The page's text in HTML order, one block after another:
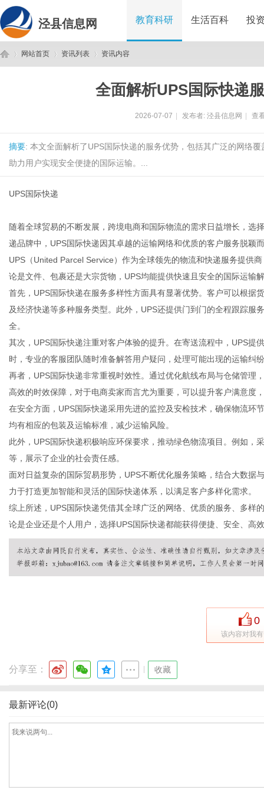
泾县信息网 教育科研 生活百科 投
网站首页 资讯列表 资讯内容
全面解析UPS国际快递
2026-07-07 发布者: 泾县信息网 查
摘要: 本文全面解析了UPS国际快递的服务优势，包括其广泛的网络
助力用户实现安全便捷的国际运输。...
UPS国际快递
随着全球贸易的不断发展，跨境电商和国际物流的需求日益增长，选
递品牌中，UPS国际快递因其卓越的运输网络和优质的客户服务脱颖
UPS（United Parcel Service）作为全球领先的物流和快递服务提供
论是文件、包裹还是大宗货物，UPS均能提供快速且安全的国际运输
首先，UPS国际快递在服务多样性方面具有显著优势。客户可以根据
及经济快递等多种服务类型。此外，UPS还提供门到门的全程跟踪服
全。
其次，UPS国际快递注重对客户体验的提升。在寄送流程中，UPS提
时，专业的客服团队随时准备解答用户疑问，处理可能出现的运输纠
再者，UPS国际快递非常重视时效性。通过优化航线布局与仓储管理
高效的时效保障，对于电商卖家而言尤为重要，可以提升客户满意度
在安全方面，UPS国际快递采用先进的监控及安检技术，确保物流环
均有相应的包装及运输标准，减少运输风险。
此外，UPS国际快递积极响应环保要求，推动绿色物流项目。例如，
等，展示了企业的社会责任感。
面对日益复杂的国际贸易形势，UPS不断优化服务策略，结合大数据
力于打造更加智能和灵活的国际快递体系，以满足客户多样化需求。
综上所述，UPS国际快递凭借其全球广泛的网络、优质的服务、多样
论是企业还是个人用户，选择UPS国际快递都能获得便捷、安全、高
0
该内容对我
分享至： 收藏
最新评论(0)